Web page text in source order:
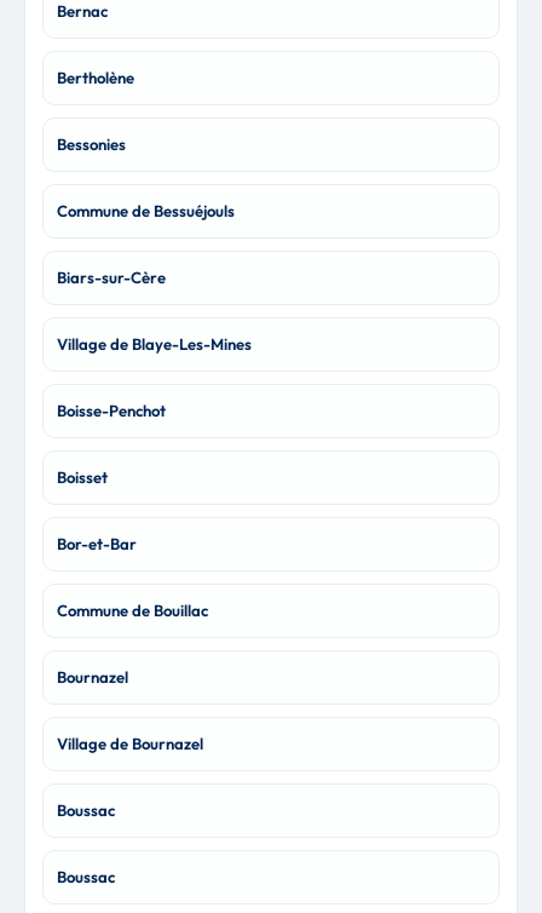
Bernac
Bertholène
Bessonies
Commune de Bessuéjouls
Biars-sur-Cère
Village de Blaye-Les-Mines
Boisse-Penchot
Boisset
Bor-et-Bar
Commune de Bouillac
Bournazel
Village de Bournazel
Boussac
Boussac